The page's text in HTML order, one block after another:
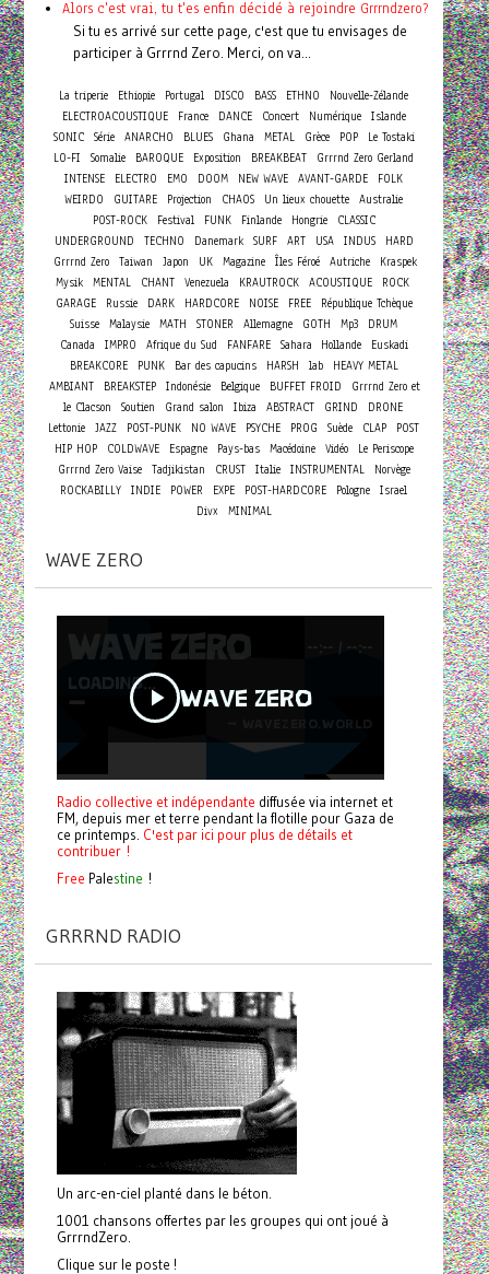
Alors c'est vrai, tu t'es enfin décidé à rejoindre Grrrndzero?
Si tu es arrivé sur cette page, c'est que tu envisages de
participer à Grrrnd Zero. Merci, on va...
La triperie Ethiopie Portugal DISCO BASS ETHNO
Nouvelle-Zélande
ELECTROACOUSTIQUE
France DANCE Concert Numérique
Islande
SONIC
Série ANARCHO BLUES Ghana METAL Grèce POP
Le Tostaki
LO-FI
Somalie BAROQUE Exposition BREAKBEAT
Grrrnd Zero Gerland
INTENSE
ELECTRO EMO DOOM NEW WAVE AVANT-GARDE
FOLK
WEIRDO
GUITARE Projection CHAOS Un lieux chouette Australie
POST-ROCK
Festival FUNK Finlande Hongrie
CLASSIC
UNDERGROUND
TECHNO Danemark SURF ART USA INDUS
HARD
Grrrnd Zero
Taiwan Japon UK Magazine Îles Féroé Autriche
Kraspek
Mysik MENTAL CHANT Venezuela KRAUTROCK ACOUSTIQUE
ROCK
GARAGE
Russie DARK HARDCORE NOISE FREE
République Tchèque
Suisse Malaysie MATH STONER Allemagne GOTH Mp3
DRUM
Canada
IMPRO Afrique du Sud FANFARE Sahara Hollande
Euskadi
BREAKCORE
PUNK Bar des capucins HARSH lab
HEAVY METAL
AMBIANT
BREAKSTEP Indonésie Belgique BUFFET FROID
Grrrnd Zero et
le Clacson
Soutien Grand salon Ibiza ABSTRACT GRIND
DRONE
Lettonie JAZZ POST-PUNK NO WAVE PSYCHE PROG Suède CLAP
POST
HIP HOP
COLDWAVE Espagne Pays-bas Macédoine Vidéo
Le Periscope
Grrrnd Zero Vaise
Tadjikistan CRUST Italie INSTRUMENTAL
Norvège
ROCKABILLY INDIE POWER EXPE POST-HARDCORE Pologne Israel
Divx
MINIMAL
WAVE ZERO
Radio collective et indépendante diffusée via internet et
FM, depuis mer et terre pendant la flotille pour Gaza de
ce printemps. C'est par ici pour plus de détails et
contribuer !
Free Palestine !
GRRRND RADIO
Un arc-en-ciel planté dans le béton.
1001 chansons offertes par les groupes qui ont joué à
GrrrndZero.
Clique sur le poste !